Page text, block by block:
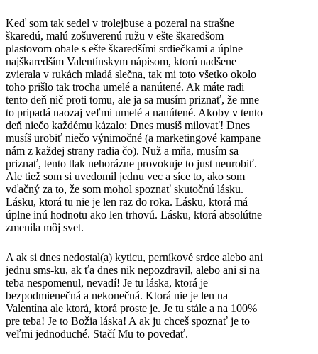
Keď som tak sedel v trolejbuse a pozeral na strašne
škaredú, malú zošuverenú ružu v ešte škaredšom
plastovom obale s ešte škaredšími srdiečkami a úplne
najškaredším Valentínskym nápisom, ktorú nadšene
zvierala v rukách mladá slečna, tak mi toto všetko okolo
toho prišlo tak trocha umelé a nanútené. Ak máte radi
tento deň nič proti tomu, ale ja sa musím priznať, že mne
to pripadá naozaj veľmi umelé a nanútené. Akoby v tento
deň niečo každému kázalo: Dnes musíš milovať! Dnes
musíš urobiť niečo výnimočné (a marketingové kampane
nám z každej strany radia čo). Nuž a mňa, musím sa
priznať, tento tlak nehorázne provokuje to just neurobiť.
Ale tiež som si uvedomil jednu vec a síce to, ako som
vďačný za to, že som mohol spoznať skutočnú lásku.
Lásku, ktorá tu nie je len raz do roka. Lásku, ktorá má
úplne inú hodnotu ako len trhovú. Lásku, ktorá absolútne
zmenila môj svet.
A ak si dnes nedostal(a) kyticu, perníkové srdce alebo ani
jednu sms-ku, ak ťa dnes nik nepozdravil, alebo ani si na
teba nespomenul, nevadí! Je tu láska, ktorá je
bezpodmienečná a nekonečná. Ktorá nie je len na
Valentína ale ktorá, ktorá proste je. Je tu stále a na 100%
pre teba! Je to Božia láska! A ak ju chceš spoznať je to
veľmi jednoduché. Stačí Mu to povedať.